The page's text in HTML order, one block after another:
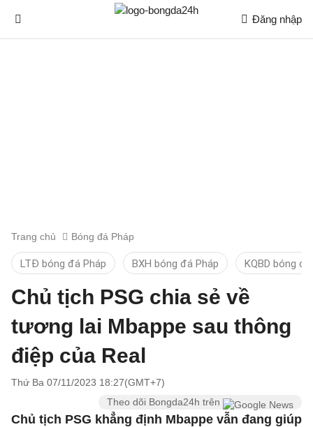
Đăng nhập
Trang chủ Bóng đá Pháp
LTĐ bóng đá Pháp BXH bóng đá Pháp KQBD bóng
Chủ tịch PSG chia sẻ về
tương lai Mbappe sau thông
điệp của Real
Thứ Ba 07/11/2023 18:27(GMT+7)
Theo dõi Bongda24h trên
Chủ tịch PSG khẳng định Mbappe vẫn đang giúp